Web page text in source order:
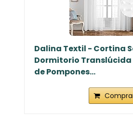
Dalina Textil - Cortina
Dormitorio Translúcida
de Pompones...